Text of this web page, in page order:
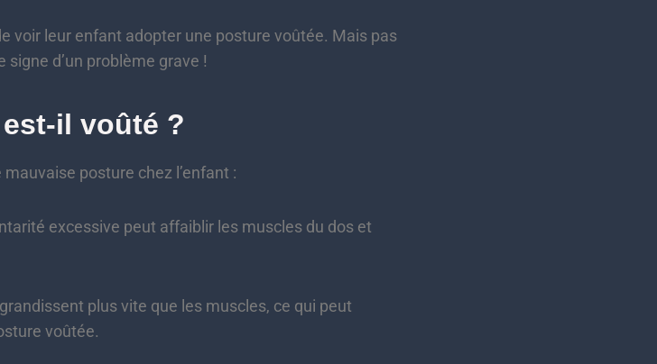
voir leur enfant adopter une posture voûtée. Mais pas
signe d’un problème grave !
il voûté ?
posture chez l’enfant :
excessive peut affaiblir les muscles du dos et
plus vite que les muscles, ce qui peut
voûtée.